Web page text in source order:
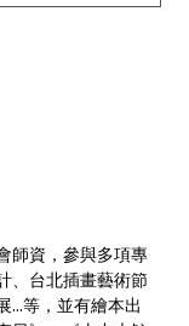
師資，參與多項專
、台北插畫藝術節
...等，並有繪本出